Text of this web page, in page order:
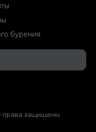
бурения
права защищены